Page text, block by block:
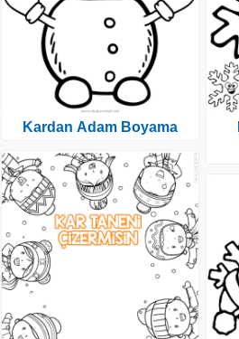
Kardan Adam Boyama